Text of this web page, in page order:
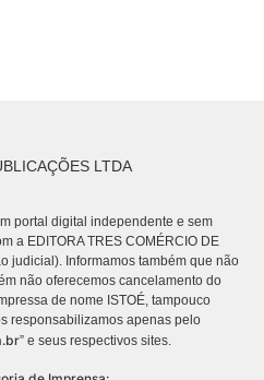
LTDA
portal digital independente e sem
a EDITORA TRES COMÉRCIO DE
judicial). Informamos também que não
não oferecemos cancelamento do
de nome ISTOÉ, tampouco
responsabilizamos apenas pelo
” e seus respectivos sites.